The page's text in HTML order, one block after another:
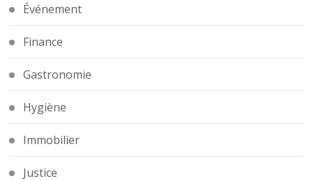
Événement
Finance
Gastronomie
Hygiène
Immobilier
Justice